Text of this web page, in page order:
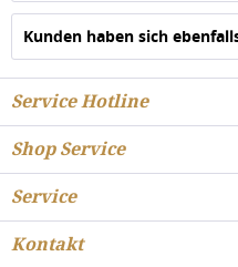
Kunden haben sich
Service Hotline
Shop Service
Service
Kontakt